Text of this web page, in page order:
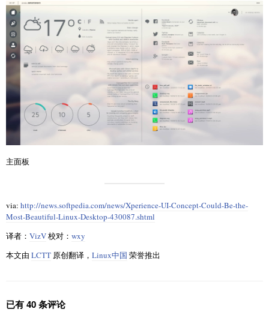
主面板
via: http://news.softpedia.com/news/Xperience-UI-Concept-Could-Be-the-
Most-Beautiful-Linux-Desktop-430087.shtml
译者： VizV校对： wxy
本文由 LCTT 原创翻译， Linux中国 荣誉推出
已有 40 条评论